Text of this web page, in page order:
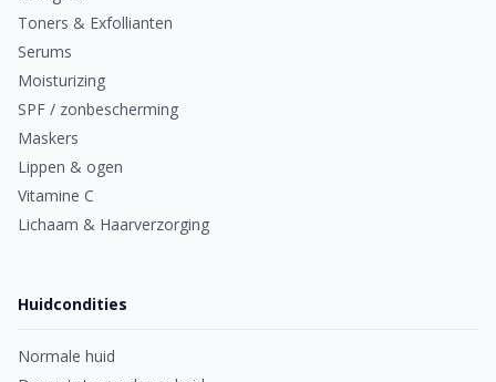
Toners & Exfollianten
Serums
Moisturizing
SPF / zonbescherming
Maskers
Lippen & ogen
Vitamine C
Lichaam & Haarverzorging
Huidcondities
Normale huid